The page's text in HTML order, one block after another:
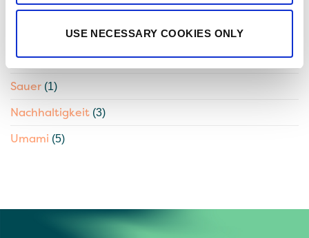
USE NECESSARY COOKIES ONLY
Natürliche Beta-Amylase(1)
(3)
Senson(21)
Sauer (1)
Nachhaltigkeit (3)
Umami (5)